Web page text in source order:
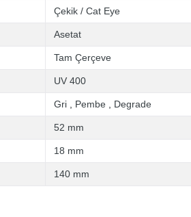
Çekik / Cat Eye
Asetat
Tam Çerçeve
UV 400
Gri Pembe Degrade
52 mm
18 mm
140 mm